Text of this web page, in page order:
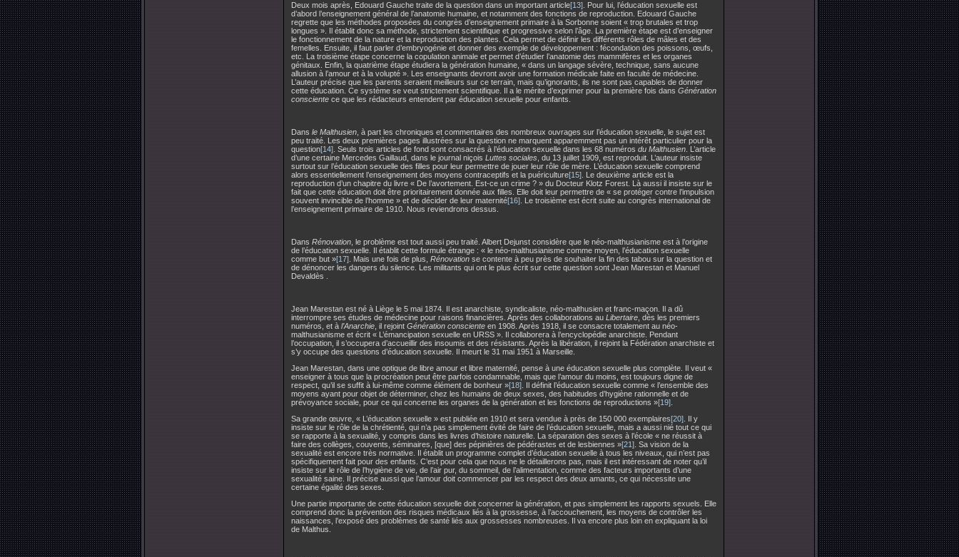
Deux mois après, Edouard Gauche traite de la question dans un important article[13] . Pour lui, l’éducation sexuelle est
d’abord l’enseignement général de l’anatomie humaine, et notamment des fonctions de reproduction. Edouard Gauche
regrette que les méthodes proposées du congrès d’enseignement primaire à la Sorbonne soient « trop brutales et trop
longues ». Il établit donc sa méthode, strictement scientifique et progressive selon l’âge. La première étape est d’enseigner
le fonctionnement de la nature et la reproduction des plantes. Cela permet de définir les différents rôles de mâles et des
femelles. Ensuite, il faut parler d’embryogénie et donner des exemple de développement : fécondation des poissons, œufs,
etc. La troisième étape concerne la copulation animale et permet d’étudier l’anatomie des mammifères et les organes
génitaux. Enfin, la quatrième étape étudiera la génération humaine, « dans un langage sévère, technique, sans aucune
allusion à l’amour et à la volupté ». Les enseignants devront avoir une formation médicale faite en faculté de médecine.
L’auteur précise que les parents seraient meilleurs sur ce terrain, mais qu’ignorants, ils ne sont pas capables de donner
cette éducation. Ce système se veut strictement scientifique. Il a le mérite d’exprimer pour la première fois dans Génération
consciente ce que les rédacteurs entendent par éducation sexuelle pour enfants.
Dans le Malthusien , à part les chroniques et commentaires des nombreux ouvrages sur l’éducation sexuelle, le sujet est
peu traité. Les deux premières pages illustrées sur la question ne marquent apparemment pas un intérêt particulier pour la
question[14] . Seuls trois articles de fond sont consacrés à l’éducation sexuelle dans les 68 numéros du Malthusien . L’article
d’une certaine Mercedes Gaillaud, dans le journal niçois Luttes sociales , du 13 juillet 1909, est reproduit. L’auteur insiste
surtout sur l’éducation sexuelle des filles pour leur permettre de jouer leur rôle de mère. L’éducation sexuelle comprend
alors essentiellement l’enseignement des moyens contraceptifs et la puériculture[15] . Le deuxième article est la
reproduction d’un chapitre du livre « De l’avortement. Est-ce un crime ? » du Docteur Klotz Forest. Là aussi il insiste sur le
fait que cette éducation doit être prioritairement donnée aux filles. Elle doit leur permettre de « se protéger contre l’impulsion
souvent invincible de l’homme » et de décider de leur maternité[16] . Le troisième est écrit suite au congrès international de
l’enseignement primaire de 1910. Nous reviendrons dessus.
Dans Rénovation , le problème est tout aussi peu traité. Albert Dejunst considère que le néo-malthusianisme est à l’origine
de l’éducation sexuelle. Il établit cette formule étrange : « le néo-malthusianisme comme moyen, l’éducation sexuelle
comme but »[17] . Mais une fois de plus, Rénovation se contente à peu près de souhaiter la fin des tabou sur la question et
de dénoncer les dangers du silence. Les militants qui ont le plus écrit sur cette question sont Jean Marestan et Manuel
Devaldès .
Jean Marestan est né à Liège le 5 mai 1874. Il est anarchiste, syndicaliste, néo-malthusien et franc-maçon. Il a dû
interrompre ses études de médecine pour raisons financières. Après des collaborations au Libertaire , dès les premiers
numéros, et à l’Anarchie , il rejoint Génération consciente en 1908. Après 1918, il se consacre totalement au néo-
malthusianisme et écrit « L’émancipation sexuelle en URSS ». Il collaborera à l’encyclopédie anarchiste. Pendant
l’occupation, il s’occupera d’accueillir des insoumis et des résistants. Après la libération, il rejoint la Fédération anarchiste et
s’y occupe des questions d’éducation sexuelle. Il meurt le 31 mai 1951 à Marseille.
Jean Marestan, dans une optique de libre amour et libre maternité, pense à une éducation sexuelle plus complète. Il veut «
enseigner à tous que la procréation peut être parfois condamnable, mais que l’amour du moins, est toujours digne de
respect, qu’il se suffit à lui-même comme élément de bonheur »[18] . Il définit l’éducation sexuelle comme « l’ensemble des
moyens ayant pour objet de déterminer, chez les humains de deux sexes, des habitudes d’hygiène rationnelle et de
prévoyance sociale, pour ce qui concerne les organes de la génération et les fonctions de reproductions »[19]
Sa grande œuvre, « L’éducation sexuelle » est publiée en 1910 et sera vendue à près de 150 000 exemplaires[20] . Il y
insiste sur le rôle de la chrétienté, qui n’a pas simplement évité de faire de l’éducation sexuelle, mais a aussi nié tout ce qui
se rapporte à la sexualité, y compris dans les livres d’histoire naturelle. La séparation des sexes à l’école « ne réussit à
faire des collèges, couvents, séminaires, [que] des pépinières de pédérastes et de lesbiennes »[21] . Sa vision de la
sexualité est encore très normative. Il établit un programme complet d’éducation sexuelle à tous les niveaux, qui n’est pas
spécifiquement fait pour des enfants. C’est pour cela que nous ne le détaillerons pas, mais il est intéressant de noter qu’il
insiste sur le rôle de l’hygiène de vie, de l’air pur, du sommeil, de l’alimentation, comme des facteurs importants d’une
sexualité saine. Il précise aussi que l’amour doit commencer par les respect des deux amants, ce qui nécessite une
certaine égalité des sexes.
Une partie importante de cette éducation sexuelle doit concerner la génération, et pas simplement les rapports sexuels. Elle
comprend donc la prévention des risques médicaux liés à la grossesse, à l’accouchement, les moyens de contrôler les
naissances, l’exposé des problèmes de santé liés aux grossesses nombreuses. Il va encore plus loin en expliquant la loi
de Malthus.